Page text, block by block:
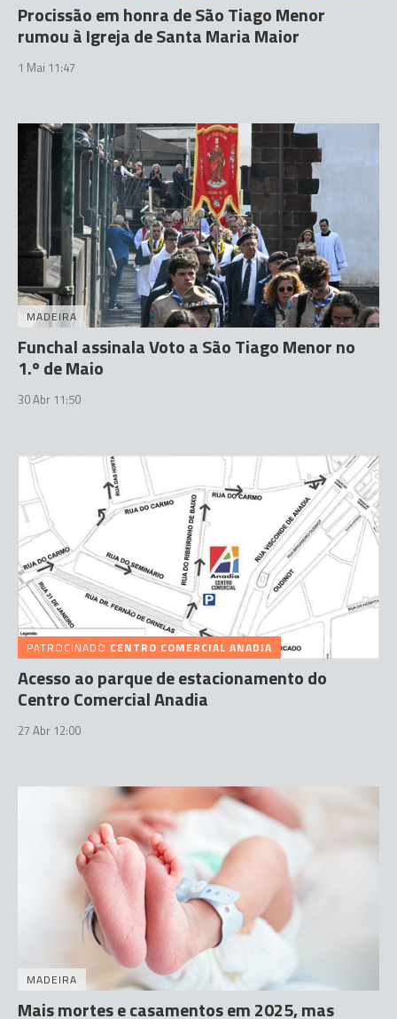
Procissão em honra de São Tiago Menor
rumou à Igreja de Santa Maria Maior
1 Mai 11:47
MADEIRA
Funchal assinala Voto a São Tiago Menor no
1.º de Maio
30 Abr 11:50
PATROCINADO CENTRO COMERCIAL ANADIA
Acesso ao parque de estacionamento do
Centro Comercial Anadia
27 Abr 12:00
MADEIRA
Mais mortes e casamentos em 2025, mas